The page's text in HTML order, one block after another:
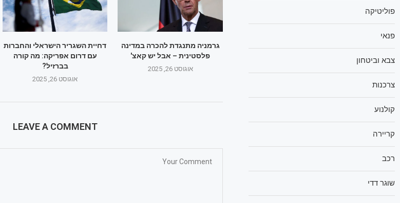
דחיית השגריר הישראלי והחברות
עם דרום אפריקה: מה קורה
בברזיל?
אוגוסט 26, 2025
גרמניה מתנגדת להכרה במדינה
פלסטינית – אבל יש קאצ'
אוגוסט 26, 2025
LEAVE A COMMENT
פוליטיקה
פנאי
צבא וביטחון
צרכנות
קולנוע
קריירה
רכב
שוגר דדי